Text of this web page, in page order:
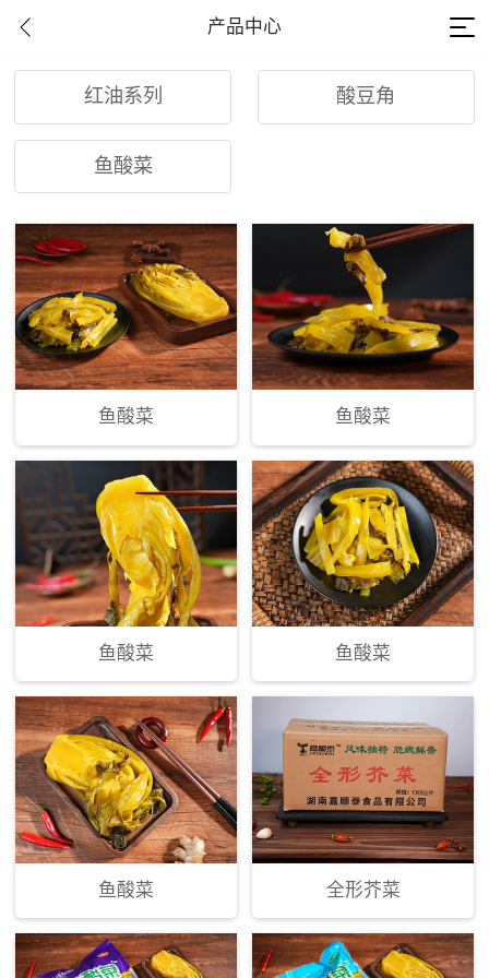
产品中心
红油系列 酸豆角
鱼酸菜
鱼酸菜 鱼酸菜
鱼酸菜 鱼酸菜
鱼酸菜 全形芥菜